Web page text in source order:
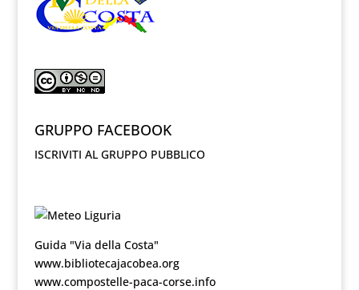
GRUPPO FACEBOOK
ISCRIVITI AL GRUPPO PUBBLICO
Guida "Via della Costa"
www.bibliotecajacobea.org
www.compostelle-paca-corse.info